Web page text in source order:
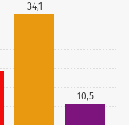
34,1
10,5